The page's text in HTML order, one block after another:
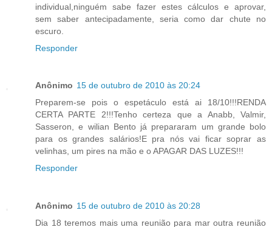
individual,ninguém sabe fazer estes cálculos e aprovar,
sem saber antecipadamente, seria como dar chute no
escuro.
Responder
Anônimo 15 de outubro de 2010 às 20:24
Preparem-se pois o espetáculo está ai 18/10!!!RENDA
CERTA PARTE 2!!!Tenho certeza que a Anabb, Valmir,
Sasseron, e wilian Bento já prepararam um grande bolo
para os grandes salários!E pra nós vai ficar soprar as
velinhas, um pires na mão e o APAGAR DAS LUZES!!!
Responder
Anônimo 15 de outubro de 2010 às 20:28
Dia 18 teremos mais uma reunião para mar outra reunião